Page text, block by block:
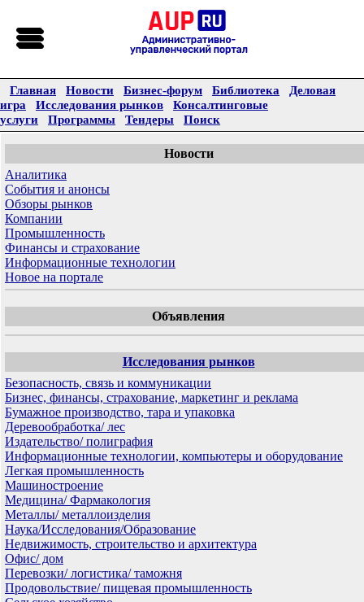
Главная Новости Бизнес-форум Библиотека
Деловая
игра
Исследования рынков
Консалтинговые
услуги
Программы Тендеры Поиск
Новости
Аналитика
События и анонсы
Обзоры рынков
Компании
Промышленность
Финансы и страхование
Информационные технологии
Новое на портале
Объявления
Исследования рынков
Безопасность, связь и коммуникации
Бизнес, финансы, страхование, маркетинг и реклама
Бумажное производство, тара и упаковка
Деревообработка/ лес
Издательство/ полиграфия
Информационные технологии, компьютеры и оборудование
Легкая промышленность
Машиностроение
Медицина/ Фармакология
Металлы/ металлоизделия
Наука/Исследования/Образование
Недвижимость, строительство и архитектура
Офис/ дом
Перевозки/ логистика/ таможня
Продовольствие/ пищевая промышленность